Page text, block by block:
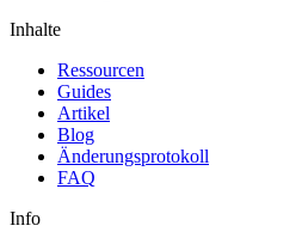
Inhalte
Ressourcen
Guides
Artikel
Blog
Änderungsprotokoll
FAQ
Info